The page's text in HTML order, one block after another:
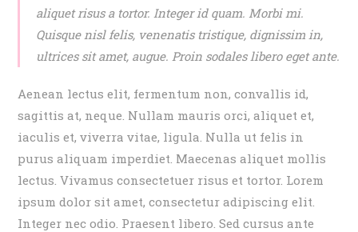
aliquet risus a tortor. Integer id quam. Morbi mi.
Quisque nisl felis, venenatis tristique, dignissim in,
ultrices sit amet, augue. Proin sodales libero eget ante.
Aenean lectus elit, fermentum non, convallis id,
sagittis at, neque. Nullam mauris orci, aliquet et,
iaculis et, viverra vitae, ligula. Nulla ut felis in
purus aliquam imperdiet. Maecenas aliquet mollis
lectus. Vivamus consectetuer risus et tortor. Lorem
ipsum dolor sit amet, consectetur adipiscing elit.
Integer nec odio. Praesent libero. Sed cursus ante